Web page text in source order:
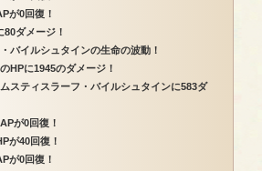
が0回復！
80ダメージ！
バイルシュタインの生命の波動！
HPに1945のダメージ！
スティスラーフ・バイルシュタインに583ダ
が0回復！
が40回復！
が0回復！